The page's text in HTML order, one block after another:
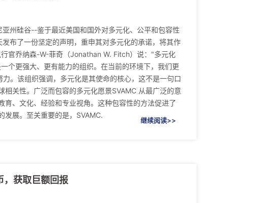
州硅谷--鉴于最近美国和国外对多元化、公平和包容性
布了一份坚定的声明，重申其对多元化的承诺，将其作
官乔纳森-W-菲奇（Jonathan W. Fitch）说："多元化
个更强大、更有能力的组织。在当前的环境下，我们更
。该组织强调，多元化是其使命的核心，这不是一句口
关性。广泛而包容的多元化愿景SVAMC 从最广泛的意
、文化、经验和专业视角。这种包容性的方法促进了
发展。至关重要的是，SVAMC.
继续阅读>>
，获取巨额回报